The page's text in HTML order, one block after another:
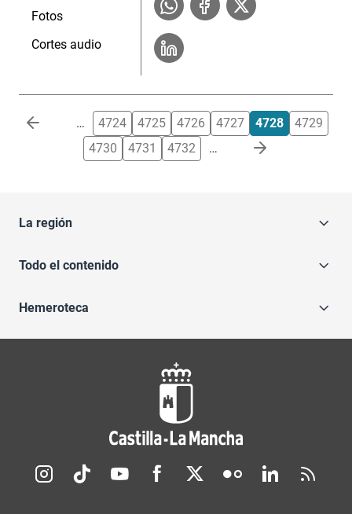
Fotos
Cortes audio
Paginación … 4724 4725 4726 4727 4728
4729
4730
4731 4732 …
La región
Todo el contenido
Hemeroteca
Redes sociales JCCM